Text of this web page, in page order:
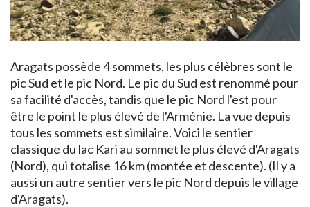
Aragats possède 4 sommets, les plus célèbres sont le
pic Sud et le pic Nord. Le pic du Sud est renommé pour
sa facilité d'accès, tandis que le pic Nord l'est pour
être le point le plus élevé de l'Arménie. La vue depuis
tous les sommets est similaire. Voici le sentier
classique du lac Kari au sommet le plus élevé d'Aragats
(Nord), qui totalise 16 km (montée et descente). (Il y a
aussi un autre sentier vers le pic Nord depuis le village
d'Aragats).